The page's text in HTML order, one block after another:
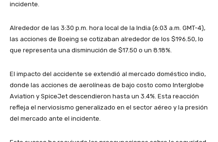
incidente.
Alrededor de las 3:30 p.m. hora local de la India (6:03 a.m. GMT-4),
las acciones de Boeing se cotizaban alrededor de los $196.50, lo
que representa una disminución de $17.50 o un 8.18%.
El impacto del accidente se extendió al mercado doméstico indio,
donde las acciones de aerolíneas de bajo costo como Interglobe
Aviation y SpiceJet descendieron hasta un 3.4%. Esta reacción
refleja el nerviosismo generalizado en el sector aéreo y la presión
del mercado ante el incidente.